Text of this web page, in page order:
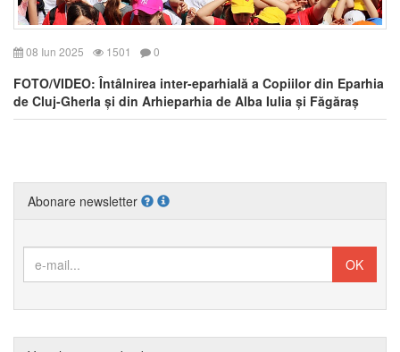
08 Iun 2025 1501 0
FOTO/VIDEO: Întâlnirea inter-eparhială a Copiilor din Eparhia
de Cluj-Gherla și din Arhieparhia de Alba Iulia și Făgăraș
Abonare newsletter